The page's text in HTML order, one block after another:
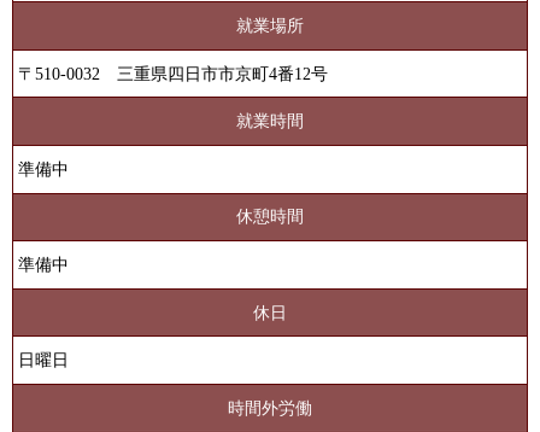
就業場所
〒510-0032 三重県四日市市京町4番12号
就業時間
準備中
休憩時間
準備中
休日
日曜日
時間外労働